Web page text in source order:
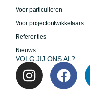
Voor particulieren
Voor projectontwikkelaars
Referenties
Nieuws
VOLG JIJ ONS AL?